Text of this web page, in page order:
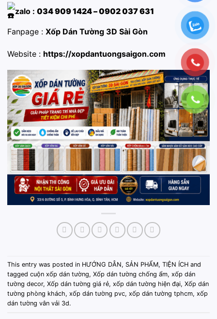
zalo : 034 909 1424 – 0902 037 631
Fanpage : Xốp Dán Tường 3D Sài Gòn
Website : https://xopdantuongsaigon.com
This entry was posted in HƯỚNG DẪN, SẢN PHẨM, TIỆN ÍCH and
tagged cuộn xốp dán tường, Xốp dán tường chống ẩm, xốp dán
tường decor, Xốp dán tường giá rẻ, xốp dán tường hiện đại, Xốp dán
tường phòng khách, xốp dán tường pvc, xốp dán tường tphcm, xốp
dán tường vân vải 3d.